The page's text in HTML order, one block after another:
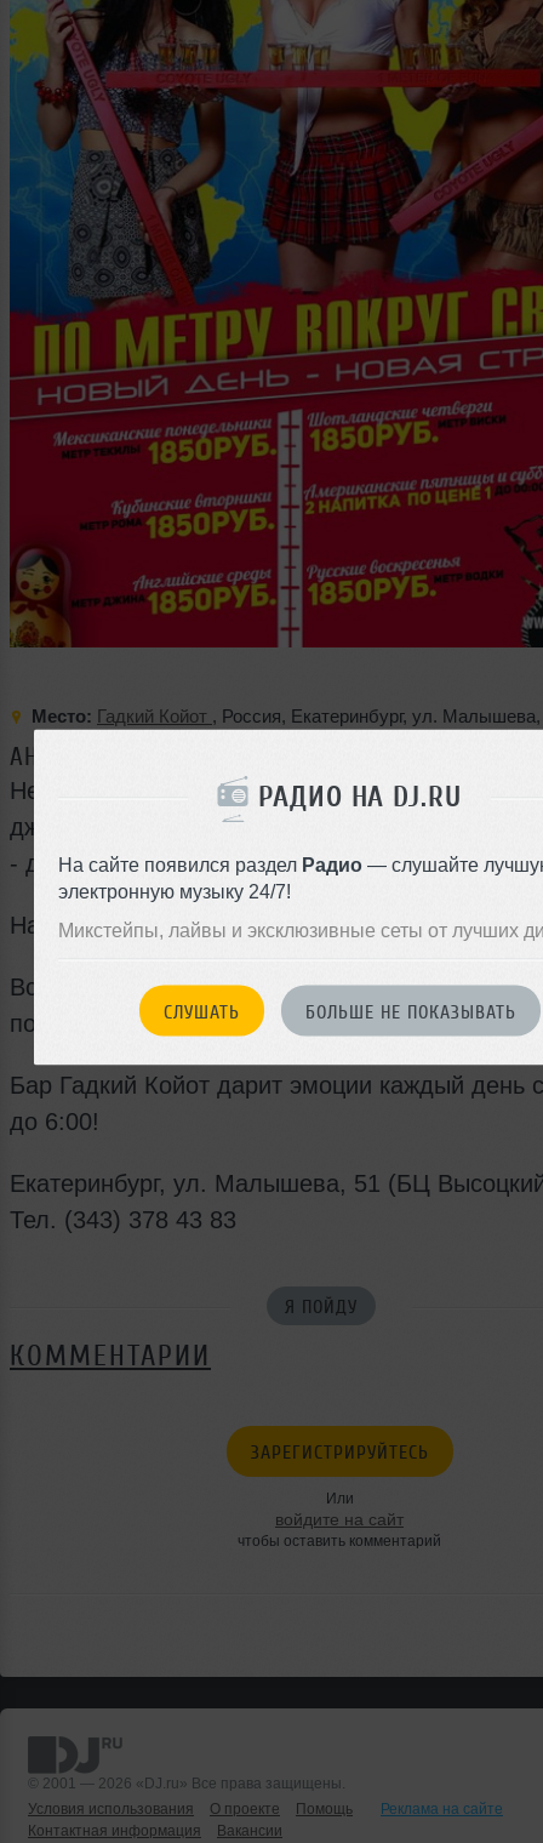
РАДИО НА DJ.RU
На сайте появился раздел Радио — слушайте
электронную музыку 24/7!
Микстейпы, лайвы и эксклюзивные сеты от лучших
СЛУШАТЬ БОЛЬШЕ НЕ ПОКАЗЫВАТЬ
Место: Гадкий Койот , Россия, Екатеринбург, ул. Малышева
АНГЛИЙСКИЕ СРЕДЫ В БАРЕ ГАДКИЙ КОЙОТ
Немножко чопорности и благонравия,
джина, легендарных хитов The Beatles и
- добро пожаловать на наши английские
Наличие чисто английского юмора
Всем обладательницам шляпок бьюти карты в
подарок.
Бар Гадкий Койот дарит эмоции каждый день
до 6:00!
Екатеринбург, ул. Малышева, 51 (БЦ
Тел. (343) 378 43 83
Я ПОЙДУ
КОММЕНТАРИИ
ЗАРЕГИСТРИРУЙТЕСЬ
Или
войдите на сайт
чтобы оставить комментарий
© 2001 — 2026 «DJ.ru» Все права защищены.
Условия использования
О проекте Помощь
Реклама на сайте
Контактная информация
Вакансии